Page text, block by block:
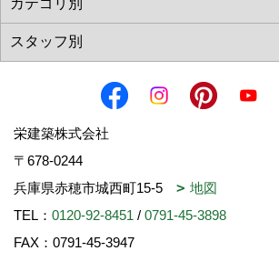
栄建築株式会社
〒678-0244
兵庫県赤穂市城西町15-5
地図
TEL： 0120-92-8451 / 0791-45-3898
FAX：0791-45-3947